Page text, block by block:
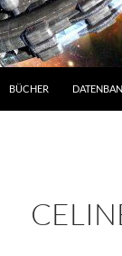
BÜCHER